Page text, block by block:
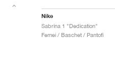
Nike
Sabrina 1 "Dedication"
Femei / Baschet / Pantofi